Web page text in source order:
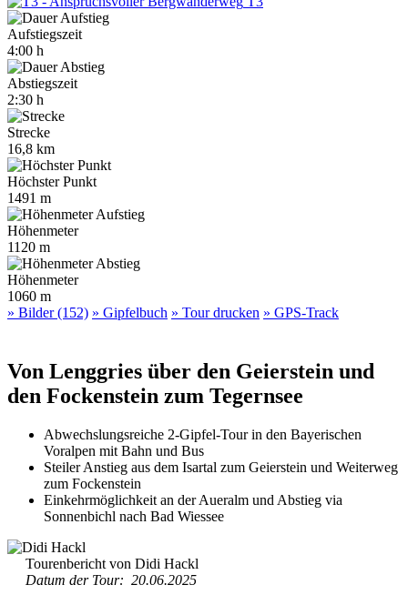
Aufstiegszeit
4:00 h
Abstiegszeit
2:30 h
Strecke
16,8 km
Höchster Punkt
1491 m
Höhenmeter
1120 m
Höhenmeter
1060 m
» Bilder (152) » Gipfelbuch » Tour drucken » GPS-Track
Von Lenggries über den Geierstein und
den Fockenstein zum Tegernsee
Abwechslungsreiche 2-Gipfel-Tour in den Bayerischen
Voralpen mit Bahn und Bus
Steiler Anstieg aus dem Isartal zum Geierstein und Weiterweg
zum Fockenstein
Einkehrmöglichkeit an der Aueralm und Abstieg via
Sonnenbichl nach Bad Wiessee
Tourenbericht von Didi Hackl
Datum der Tour: 20.06.2025